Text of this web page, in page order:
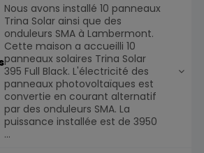
Nous avons installé 10 panneaux
Trina Solar ainsi que des
onduleurs SMA à Lambermont.
Cette maison a accueilli 10
panneaux solaires Trina Solar
395 Full Black. L'électricité des
panneaux photovoltaïques est
convertie en courant alternatif
par des onduleurs SMA. La
puissance installée est de 3950
...